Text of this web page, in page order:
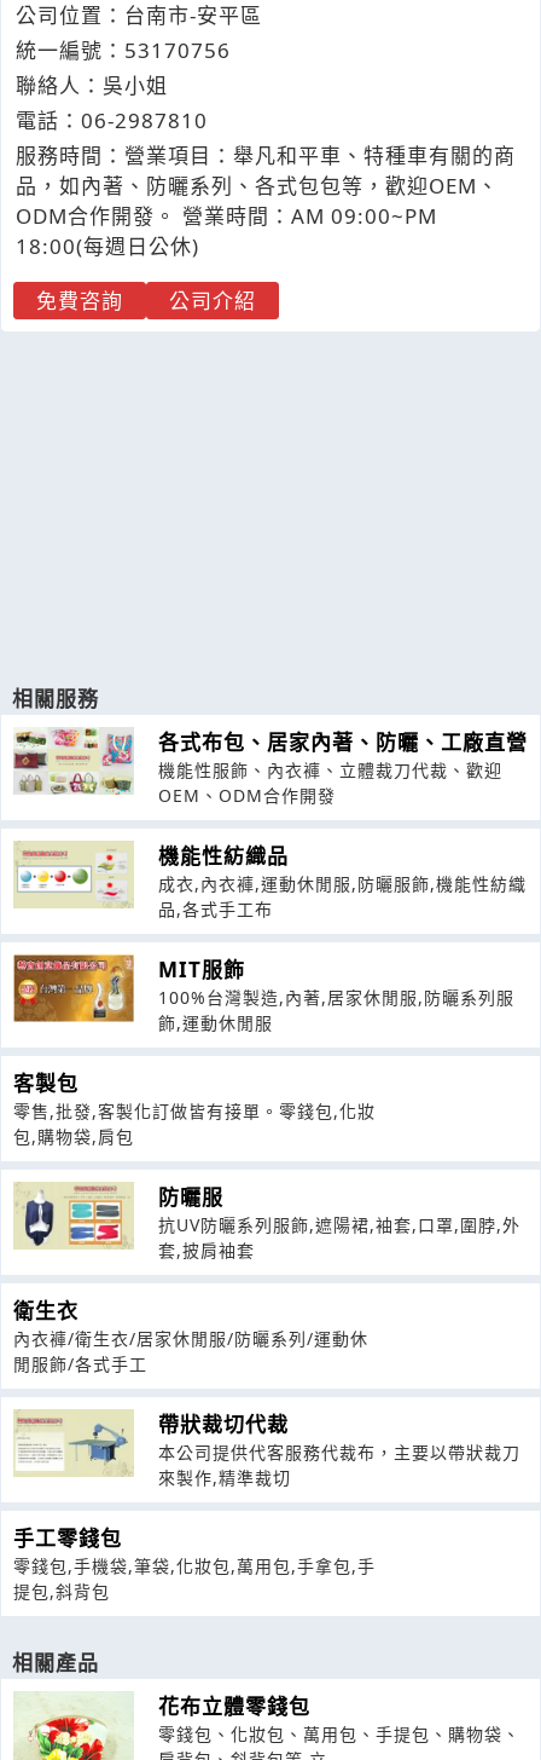
公司位置：台南市-安平區
統一編號：53170756
聯絡人：吳小姐
電話： 06-2987810
服務時間：營業項目：舉凡和平車、特種車有關的商
品，如內著、防曬系列、各式包包等，歡迎OEM、
ODM合作開發。 營業時間：AM 09:00~PM
18:00(每週日公休)
免費咨詢
公司介紹
相關服務
各式布包、居家內著、防曬、工廠直營
機能性服飾、內衣褲、立體裁刀代裁、歡迎
OEM、ODM合作開發
機能性紡織品
成衣,內衣褲,運動休閒服,防曬服飾,機能性紡織
品,各式手工布
MIT服飾
100%台灣製造,內著,居家休閒服,防曬系列服
飾,運動休閒服
客製包
零售,批發,客製化訂做皆有接單。零錢包,化妝
包,購物袋,肩包
防曬服
抗UV防曬系列服飾,遮陽裙,袖套,口罩,圍脖,外
套,披肩袖套
衛生衣
內衣褲/衛生衣/居家休閒服/防曬系列/運動休
閒服飾/各式手工
帶狀裁切代裁
本公司提供代客服務代裁布，主要以帶狀裁刀
來製作,精準裁切
手工零錢包
零錢包,手機袋,筆袋,化妝包,萬用包,手拿包,手
提包,斜背包
相關產品
花布立體零錢包
零錢包、化妝包、萬用包、手提包、購物袋、